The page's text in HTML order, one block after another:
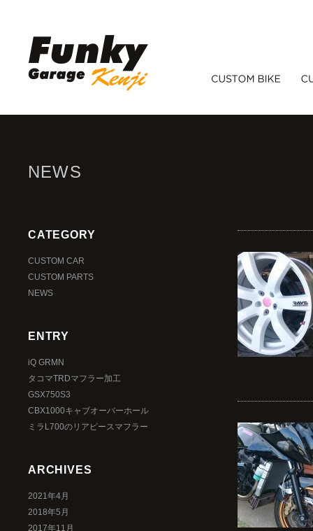
NEWS
CATEGORY
CUSTOM CAR
CUSTOM PARTS
NEWS
ENTRY
iQ GRMN
タコマTRDマフラー加工
GSX750S3
CBX1000キャブオーバーホール
ミラL700のリアピースマフラー
ARCHIVES
2021年4月
2018年5月
2017年11月